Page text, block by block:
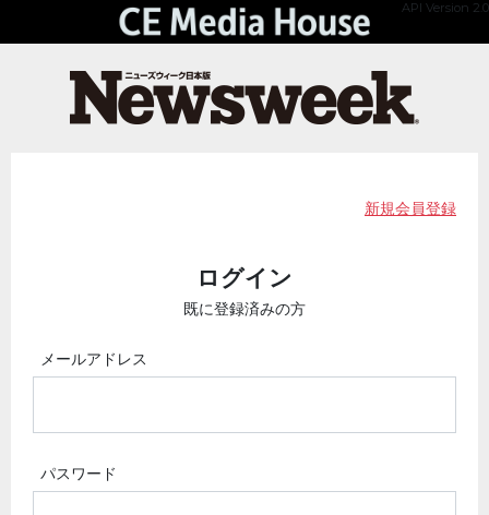
API Version 2.0
新規会員登録
ログイン
既に登録済みの方
メールアドレス
パスワード